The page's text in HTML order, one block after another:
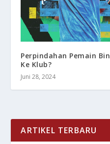
Perpindahan Pemain
Ke Klub?
Juni 28, 2024
ARTIKEL TERBARU